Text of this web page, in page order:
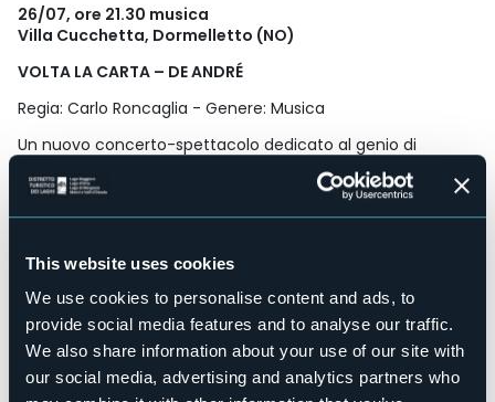
This website uses cookies
We use cookies to personalise content and ads, to
provide social media features and to analyse our traffic.
We also share information about your use of our site with
our social media, advertising and analytics partners who
26/07, ore 21.30 musica
Villa Cucchetta, Dormelletto (NO)
VOLTA LA CARTA – DE ANDRÉ
Regia: Carlo Roncaglia - Genere: Musica
Un nuovo concerto-spettacolo dedicato al genio di
con canzoni celebri e gemme meno conosciute,
Prenotazione obbligatoria
Prenotare ai seguenti recapiti
emailprenotazioni@accademiadeifolli.com
tel/whatsapp +39 345 6778879